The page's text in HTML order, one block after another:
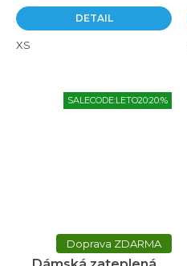
5
hvězdiček.
DETAIL
XS
SALECODE:LETO20:20:%
ZDARMA